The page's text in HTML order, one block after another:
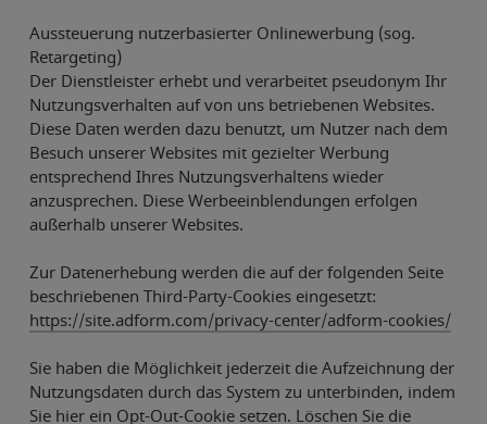
Aussteuerung nutzerbasierter Onlinewerbung (sog.
Retargeting)
Der Dienstleister erhebt und verarbeitet pseudonym Ihr
Nutzungsverhalten auf von uns betriebenen Websites.
Diese Daten werden dazu benutzt, um Nutzer nach dem
Besuch unserer Websites mit gezielter Werbung
entsprechend Ihres Nutzungsverhaltens wieder
anzusprechen. Diese Werbeeinblendungen erfolgen
außerhalb unserer Websites.
Zur Datenerhebung werden die auf der folgenden Seite
beschriebenen Third-Party-Cookies eingesetzt:
https://site.adform.com/privacy-center/adform-cookies/
Sie haben die Möglichkeit jederzeit die Aufzeichnung der
Nutzungsdaten durch das System zu unterbinden, indem
Sie hier ein Opt-Out-Cookie setzen. Löschen Sie die